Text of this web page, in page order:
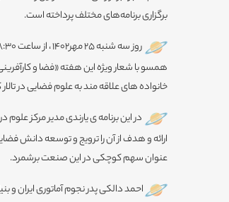
برگزاری برنامه‌های مختلف پرداخته است.
همسو با شعار ویژه این هفته «فضا و
خانواده های علاقه مند به علوم فضایی در
در این برنامه ی یارندی مدیر مرکز
ارائه و هدف از آن را ترویج و توسعه دانش
عنوان سهم کوچکی در این صنعت برشمرد.
احمد دالکی پدر نجوم آماتوری ایران و